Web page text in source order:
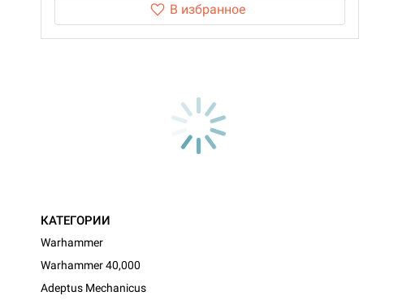
В избранное
КАТЕГОРИИ
Warhammer
Warhammer 40,000
Adeptus Mechanicus